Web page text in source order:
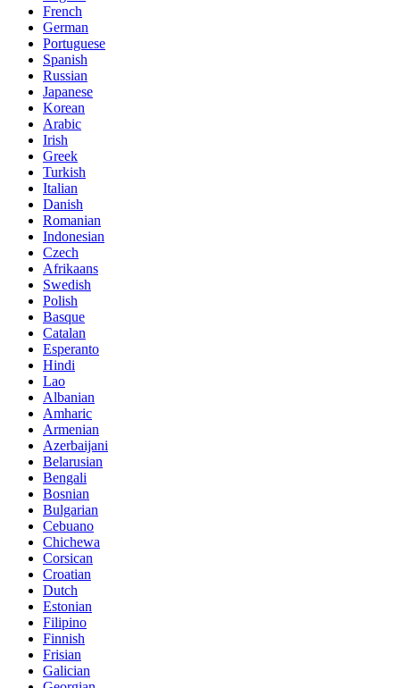
French
German
Portuguese
Spanish
Russian
Japanese
Korean
Arabic
Irish
Greek
Turkish
Italian
Danish
Romanian
Indonesian
Czech
Afrikaans
Swedish
Polish
Basque
Catalan
Esperanto
Hindi
Lao
Albanian
Amharic
Armenian
Azerbaijani
Belarusian
Bengali
Bosnian
Bulgarian
Cebuano
Chichewa
Corsican
Croatian
Dutch
Estonian
Filipino
Finnish
Frisian
Galician